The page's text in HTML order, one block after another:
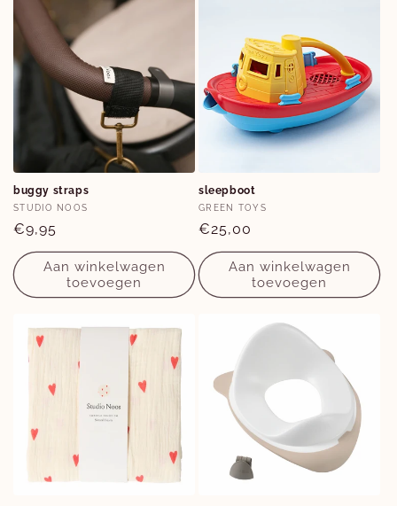
buggy straps
Verkoper:
STUDIO NOOS
Normale
prijs
€9,95
Aan winkelwagen
toevoegen
sleepboot
Verkoper:
GREEN TOYS
Normale
prijs
€25,00
Aan winkelwagen
toevoegen